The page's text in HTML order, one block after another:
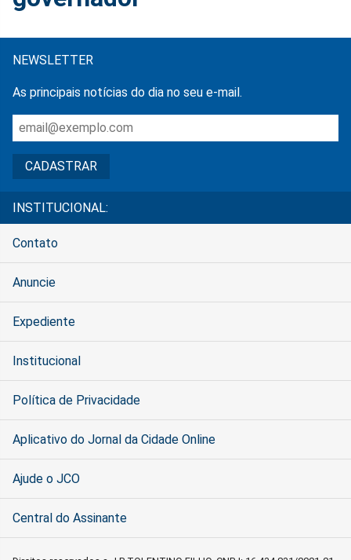
NEWSLETTER
As principais notícias do dia no seu e-mail.
INSTITUCIONAL:
Contato
Anuncie
Expediente
Institucional
Política de Privacidade
Aplicativo do Jornal da Cidade Online
Ajude o JCO
Central do Assinante